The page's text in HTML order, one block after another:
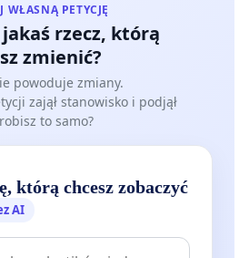
WŁASNĄ PETYCJĘ
rzecz, którą
zmienić?
powoduje zmiany.
zajął stanowisko i podjął
to samo?
którą chcesz zobaczyć
AI